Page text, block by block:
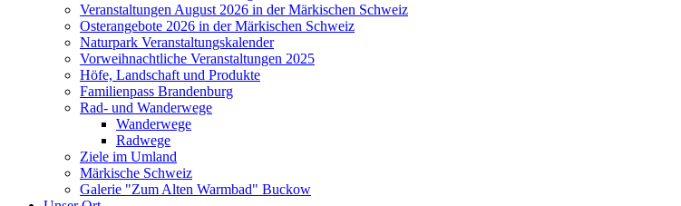
Veranstaltungen August 2026 in der Märkischen Schweiz
Osterangebote 2026 in der Märkischen Schweiz
Naturpark Veranstaltungskalender
Vorweihnachtliche Veranstaltungen 2025
Höfe, Landschaft und Produkte
Familienpass Brandenburg
Rad- und Wanderwege
Wanderwege
Radwege
Ziele im Umland
Märkische Schweiz
Galerie "Zum Alten Warmbad" Buckow